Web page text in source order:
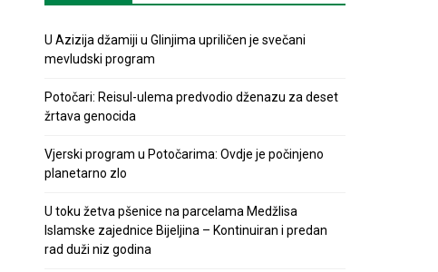
U Azizija džamiji u Glinjima upriličen je svečani
mevludski program
Potočari: Reisul-ulema predvodio dženazu za deset
žrtava genocida
Vjerski program u Potočarima: Ovdje je počinjeno
planetarno zlo
U toku žetva pšenice na parcelama Medžlisa
Islamske zajednice Bijeljina – Kontinuiran i predan
rad duži niz godina